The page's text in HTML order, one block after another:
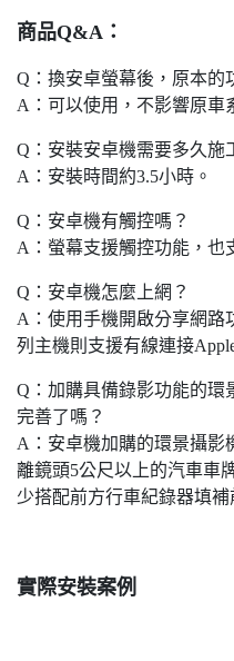
商品Q&A：
Q：換安卓螢幕後，原本的
A：可以使用，不影響原車
Q：安裝安卓機需要多久施
A：安裝時間約3.5小時。
Q：安卓機有觸控嗎？
A：螢幕支援觸控功能，也
Q：安卓機怎麼上網？
A：使用手機開啟分享網路
列主機則支援有線連接
Q：加購具備錄影功能的環
完善了嗎？
A：安卓機加購的環景攝影
離鏡頭5公尺以上的汽車車
少搭配前方行車紀錄器填補
實際安裝案例